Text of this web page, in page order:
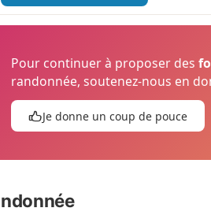
Pour continuer à proposer des
randonnée, soutenez-nous en
Je donne un coup de pouce